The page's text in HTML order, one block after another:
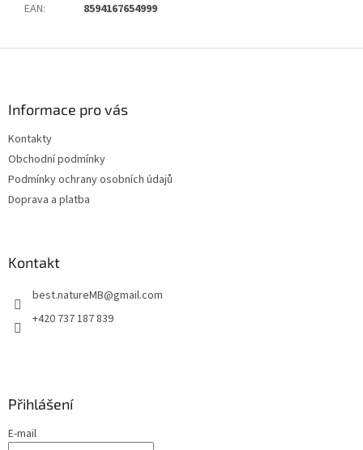
EAN: 8594167654999
Informace pro vás
Kontakty
Obchodní podmínky
Podmínky ochrany osobních údajů
Doprava a platba
Kontakt
best.natureMB@gmail.com
+420 737 187 839
Přihlášení
E-mail